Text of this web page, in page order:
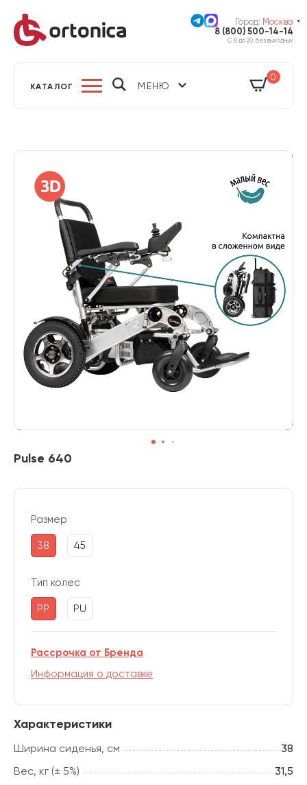
Город: Москва
8 (800) 500-14-14
С 8 до 20, без выходных
КАТАЛОГ МЕНЮ
0
Pulse 640
Характеристики
Ширина сиденья, см
38
Вес, кг (± 5%)
31,5
Размер
38 45
Тип колес
PP PU
Рассрочка от Бренда
Информация о доставке